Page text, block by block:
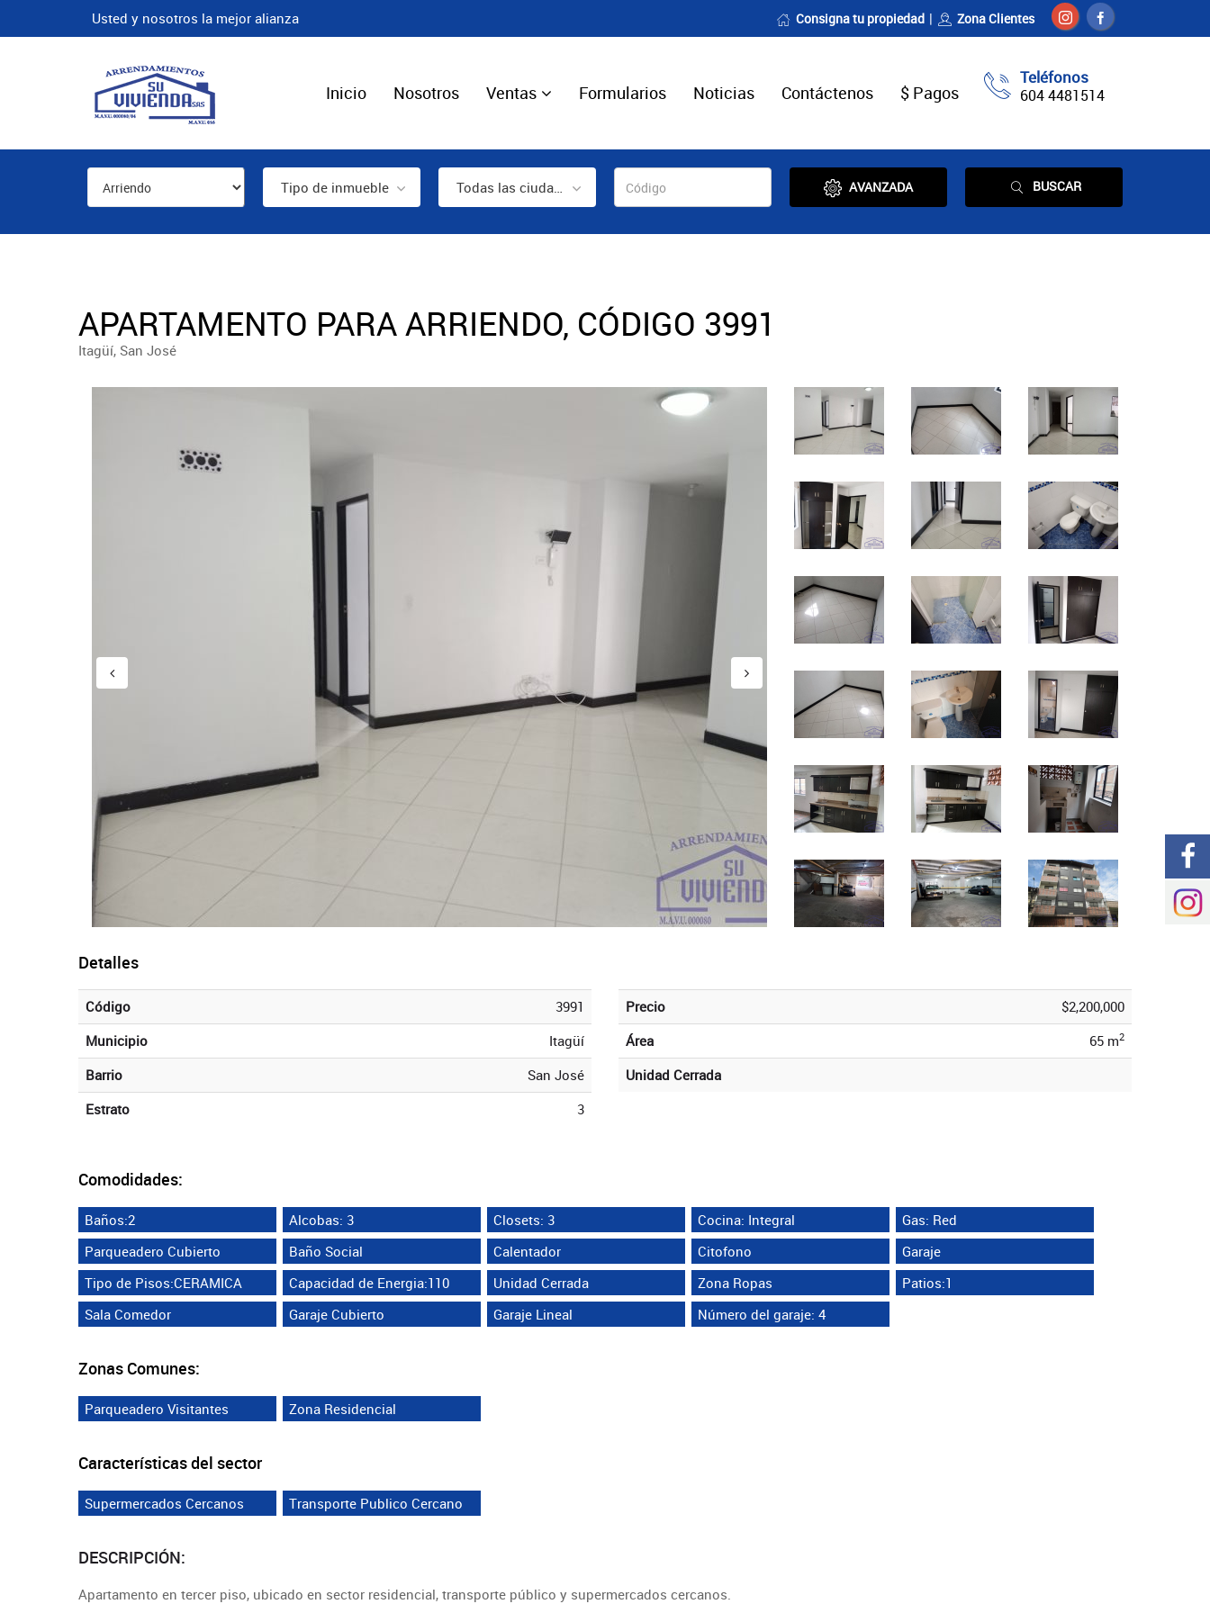
Usted y nosotros la mejor alianza Consigna tu propiedad Zona Clientes
Teléfonos
604 4481514
Inicio Nosotros Ventas Formularios Noticias Contáctenos $ Pagos
Tipo de inmueble Todas las ciudades AVANZADA BUSCAR
APARTAMENTO PARA ARRIENDO, CÓDIGO 3991
Itagüí, San José
Detalles
Código
3991
Municipio
Itagüí
Barrio
San José
Estrato
3
Precio
$2,200,000
Área
65 m2
Unidad Cerrada
Comodidades:
Baños:2 Alcobas: 3 Closets: 3 Cocina: Integral
Gas: Red
Parqueadero Cubierto
Baño Social Calentador Citofono
Garaje
Tipo de Pisos:CERAMICA
Capacidad de Energia:110 Unidad Cerrada Zona Ropas
Patios:1
Sala Comedor
Garaje Cubierto Garaje Lineal Número del garaje: 4
Zonas Comunes:
Parqueadero Visitantes Zona Residencial
Características del sector
Supermercados Cercanos Transporte Publico Cercano
DESCRIPCIÓN:
Apartamento en tercer piso, ubicado en sector residencial, transporte público y supermercados cercanos.